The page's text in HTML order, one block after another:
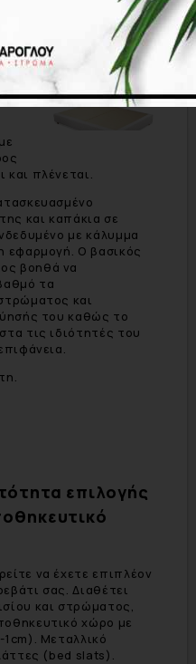
χρωμάτων, δείτε όλες
πλένεται.
και καπάκια σε
με κάλυμμα
εφαρμογή. Ο βασικός
βοηθά να
τα
και
του καθώς το
τις ιδιότητές του
επιλογής
να έχετε επιπλέον
σας. Διαθέτει
και στρώματος,
χώρο με
Μεταλλικό
(bed slats).